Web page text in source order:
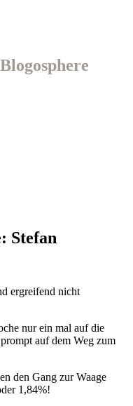
Stefan
ergreifend nicht
nur ein mal auf die
auf dem Weg zum
den Gang zur Waage
1,84%!